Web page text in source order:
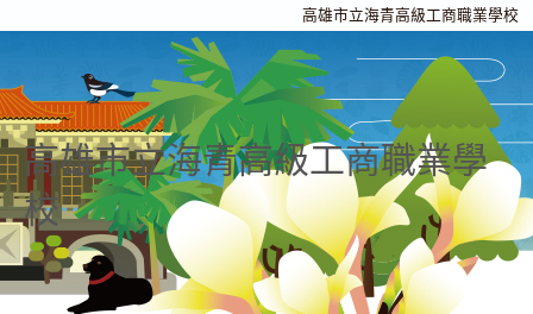
高雄市立海青高級工商職業學校
高雄市立海青高級工商職業學
校